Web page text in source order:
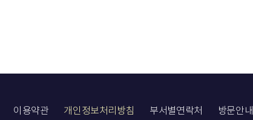
이용약관 개인정보처리방침 부서별연락처 방문안내